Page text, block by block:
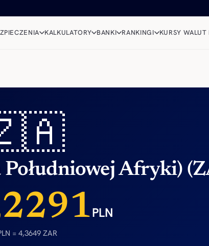
KALKULATORY BANKI RANKINGI KURSY WALUT
Afryki)
PLN
= 4,3649 ZAR